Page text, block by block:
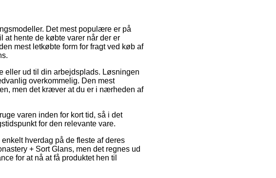
Det mest populære er på
at hente de købte varer når der er
mest letkøbte form for fragt ved køb af
eller ud til din arbejdsplads. Løsningen
overkommelig. Den mest
men det kræver at du er i nærheden af
varen inden for kort tid, så i det
for den relevante vare.
hverdag på de fleste af deres
+ Sort Glans, men det regnes ud
for at nå at få produktet hen til